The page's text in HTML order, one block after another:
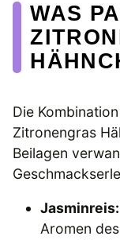
WAS
Die
Zitronengras
Beilagen
Jasminreis:
Aromen